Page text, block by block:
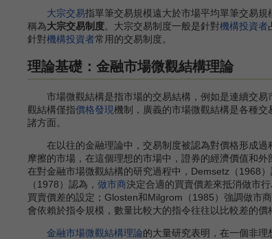
大宗交易指單筆交易規模遠大於市場平均單筆交易規
稱為大宗交易制度。大宗交易制度一般是針對機構投資者
針對機構投資者常用的交易制度。
理論基礎：金融市場微觀結構理論
市場微觀結構是指市場的交易結構，例如是連續交易
觀結構僅指價格發現機制，廣義的市場微觀結構是各種交
諸方面。
在以往的金融理論中，交易制度被認為對價格形成過
摩擦的市場，在這個理想的市場中，證券的經濟價值和
在對金融市場微觀結構的研究過程中，Demsetz（1968
（1978）認為， 做市商決定合適的買賣價差來抵消做市
買賣價差的設定；Glosten和Milgrom（1985）強調做市
會依賴於指令規模，數量比較大的指令往往以比較差的
金融市場微觀結構理論的大量研究表明，在一個非